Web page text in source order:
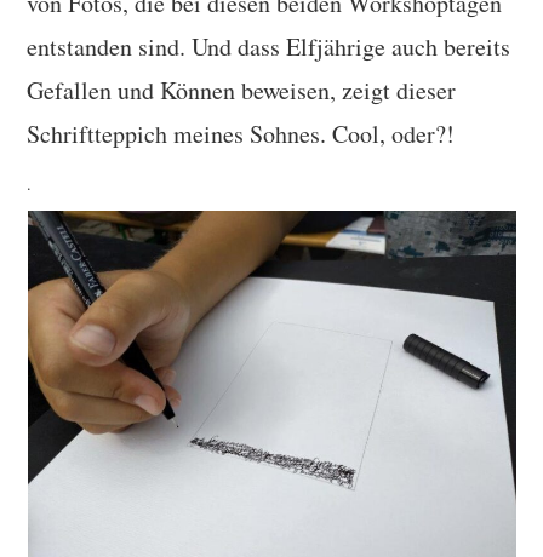
entstanden sind. Und dass Elfjährige auch bereits
Gefallen und Können beweisen, zeigt dieser
Schriftteppich meines Sohnes. Cool, oder?!
.